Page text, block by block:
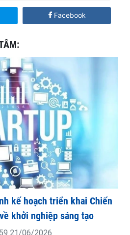
Facebook
kế hoạch triển khai Chiến
khởi nghiệp sáng tạo
21/06/2026